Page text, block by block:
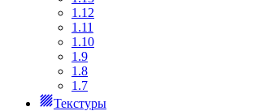
1.12
1.11
1.10
1.9
1.8
1.7
Текстуры